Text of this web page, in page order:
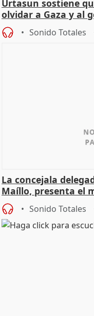
Urtasun sostiene
olvidar a Gaza y al
Sonido Totales
La concejala
Maíllo, presenta el
madrileñas'
Sonido Totales